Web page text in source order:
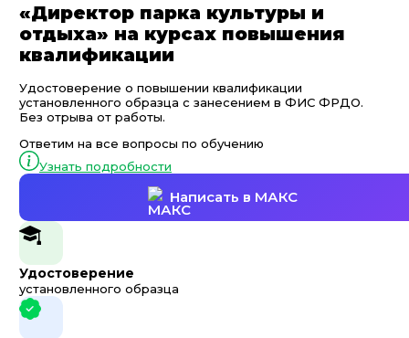
«Директор парка культуры и
отдыха» на курсах повышения
квалификации
Удостоверение о повышении квалификации
установленного образца с занесением в ФИС ФРДО.
Без отрыва от работы.
Ответим на все вопросы по обучению
Узнать подробности
Написать в МАКС
Удостоверение
установленного образца